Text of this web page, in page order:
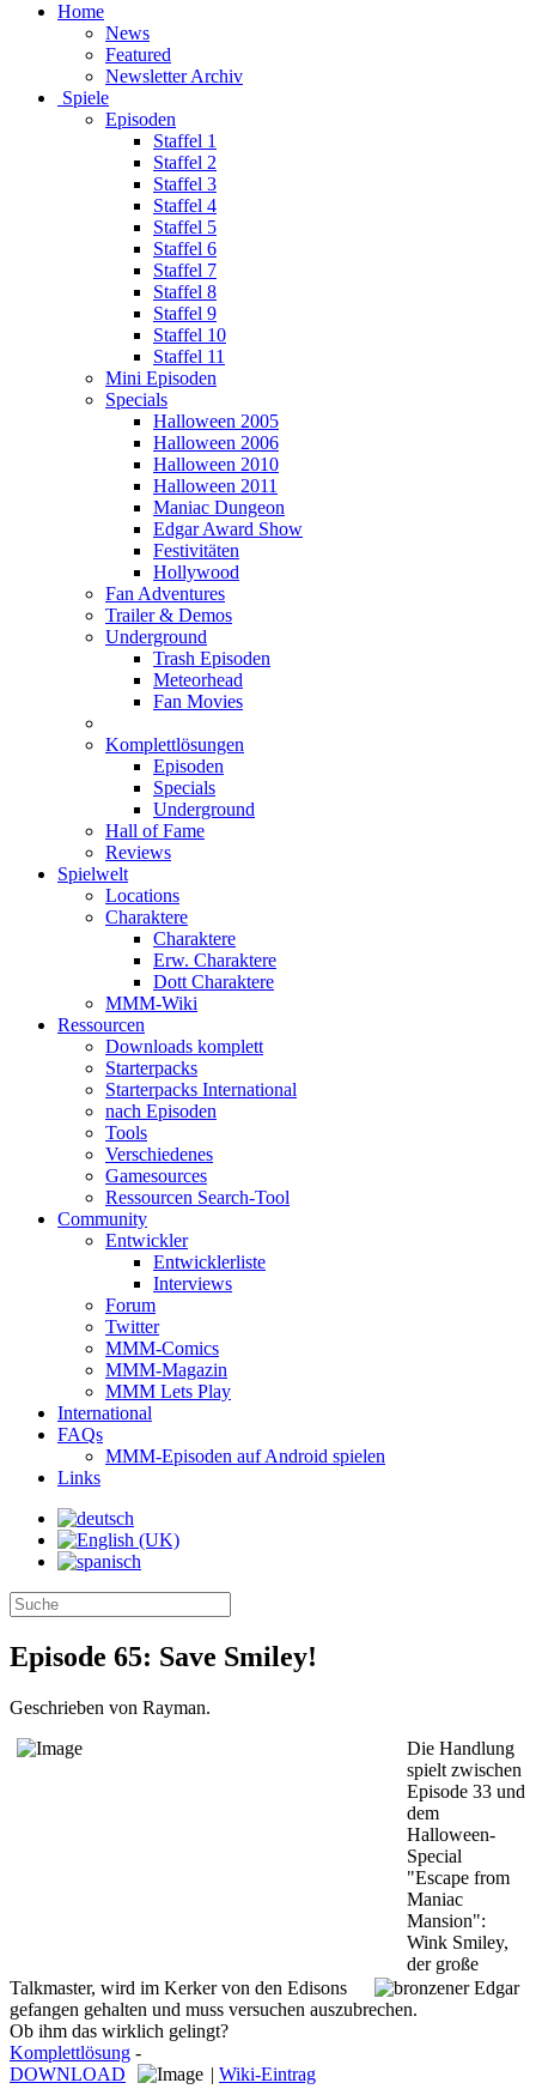
Home
News
Featured
Newsletter Archiv
Spiele
Episoden
Staffel 1
Staffel 2
Staffel 3
Staffel 4
Staffel 5
Staffel 6
Staffel 7
Staffel 8
Staffel 9
Staffel 10
Staffel 11
Mini Episoden
Specials
Halloween 2005
Halloween 2006
Halloween 2010
Halloween 2011
Maniac Dungeon
Edgar Award Show
Festivitäten
Hollywood
Fan Adventures
Trailer & Demos
Underground
Trash Episoden
Meteorhead
Fan Movies
Komplettlösungen
Episoden
Specials
Underground
Hall of Fame
Reviews
Spielwelt
Locations
Charaktere
Charaktere
Erw. Charaktere
Dott Charaktere
MMM-Wiki
Ressourcen
Downloads komplett
Starterpacks
Starterpacks International
nach Episoden
Tools
Verschiedenes
Gamesources
Ressourcen Search-Tool
Community
Entwickler
Entwicklerliste
Interviews
Forum
Twitter
MMM-Comics
MMM-Magazin
MMM Lets Play
International
FAQs
MMM-Episoden auf Android spielen
Links
Episode 65: Save Smiley!
Geschrieben von Rayman.
Die Handlung
spielt zwischen
Episode 33 und
dem
Halloween-
Special
"Escape from
Maniac
Mansion":
Wink Smiley,
der große
Talkmaster, wird im Kerker von den Edisons
gefangen gehalten und muss versuchen auszubrechen.
Ob ihm das wirklich gelingt?
Komplettlösung -
DOWNLOAD
| Wiki-Eintrag